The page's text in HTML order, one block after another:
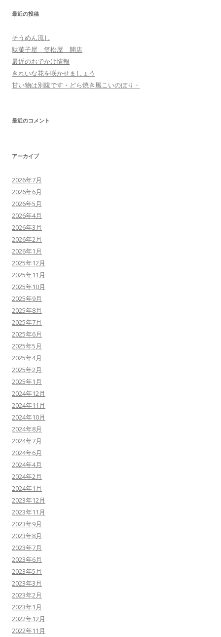
ー
ョ
ン
最近の投稿
そうめん流し
駄菓子屋 笠松屋 開店
最近のおでかけ情報
きれいな花を咲かせましょう
甘い物は別腹です・どら焼き風こいのぼり・
最近のコメント
アーカイブ
2026年7月
2026年6月
2026年5月
2026年4月
2026年3月
2026年2月
2026年1月
2025年12月
2025年11月
2025年10月
2025年9月
2025年8月
2025年7月
2025年6月
2025年5月
2025年4月
2025年2月
2025年1月
2024年12月
2024年11月
2024年10月
2024年8月
2024年7月
2024年6月
2024年4月
2024年2月
2024年1月
2023年12月
2023年11月
2023年9月
2023年8月
2023年7月
2023年6月
2023年5月
2023年3月
2023年2月
2023年1月
2022年12月
2022年11月